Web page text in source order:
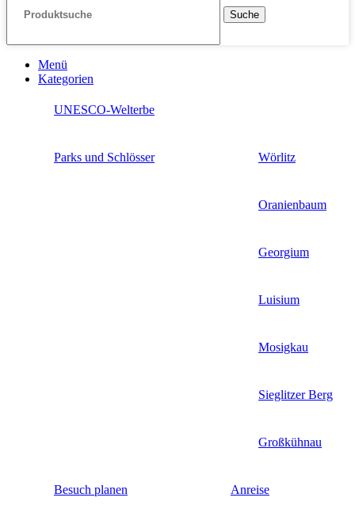
Suche
Menü
Kategorien
UNESCO-Welterbe
Parks und Schlösser Wörlitz
Oranienbaum
Georgium
Luisium
Mosigkau
Sieglitzer Berg
Großkühnau
Besuch planen Anreise